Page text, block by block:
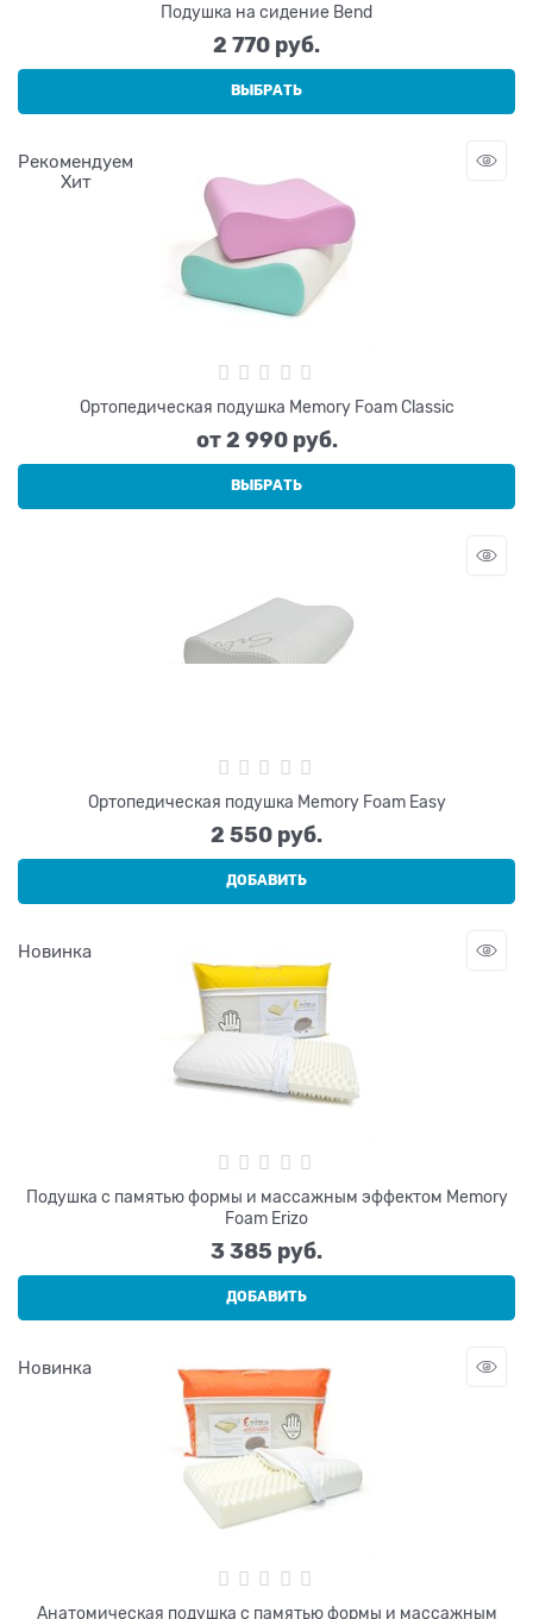
Подушка на сидение Bend
2 770 руб.
ВЫБРАТЬ
Рекомендуем
Хит
Ортопедическая подушка Memory Foam Classic
от2 990 руб.
ВЫБРАТЬ
Ортопедическая подушка Memory Foam Easy
2 550 руб.
ДОБАВИТЬ
Новинка
Подушка с памятью формы и массажным эффектом Memory
Foam Erizo
3 385 руб.
ДОБАВИТЬ
Новинка
Анатомическая подушка с памятью формы и массажным